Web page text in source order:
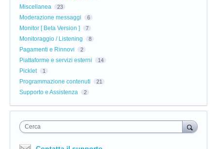
Miscellanea 23
Moderazione messaggi 6
Monitor [ Beta Version ] 7
Monitoraggio / Listening 8
Pagamenti e Rinnovi 2
Piattaforme e servizi esterni 14
Picklet 1
Programmazione contenuti 21
Supporto e Assistenza 2
Cerca